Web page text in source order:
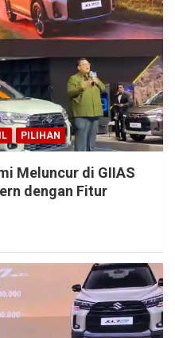
PILIHAN
Meluncur di GIIAS
dengan Fitur